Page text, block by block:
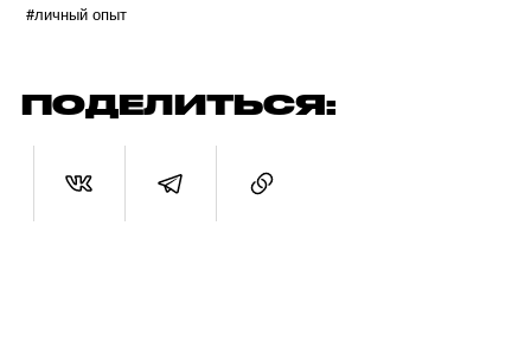
#личный опыт
ПОДЕЛИТЬСЯ: